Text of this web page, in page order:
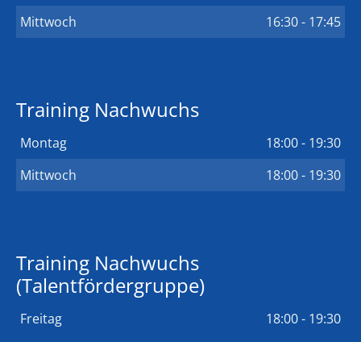
Mittwoch
16:30 - 17:45
Training Nachwuchs
Montag
18:00 - 19:30
Mittwoch
18:00 - 19:30
Training Nachwuchs
(Talentfördergruppe)
Freitag 18:00 - 19:30